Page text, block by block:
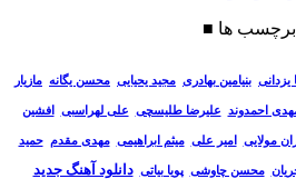
■ برچسب ها
یزدانی بنیامین بهادری مجید یحیایی محسن یگانه مازیار
احمدوند علیرضا طلیسچی علی لهراسبی افشین
مولایی امیر علی میثم ابراهیمی مهدی مقدم حمید
محسن چاوشی پویا بیاتی دانلود آهنگ جدید